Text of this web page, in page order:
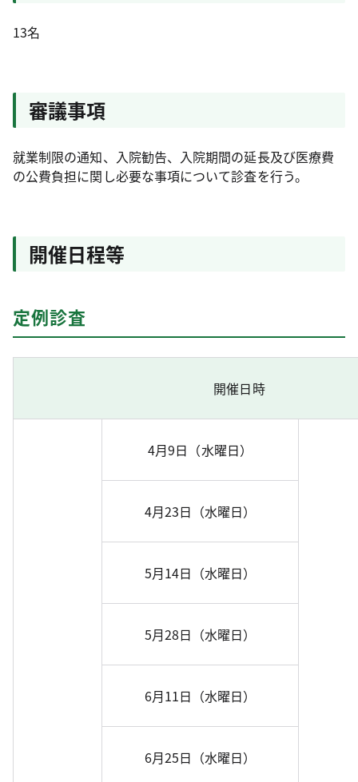
13名
審議事項
就業制限の通知、入院勧告、入院期間の延長及び医療費
の公費負担に関し必要な事項について診査を行う。
開催日程等
定例診査
開催日時
4月9日（水曜日）
4月23日（水曜日）
5月14日（水曜日）
5月28日（水曜日）
6月11日（水曜日）
6月25日（水曜日）